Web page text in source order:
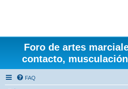
Foro de artes
contacto,
FAQ